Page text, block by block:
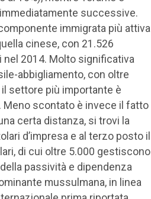
successive.
immigrata più attiva
cinese, con 21.526
2014. Molto significativa
abbigliamento, con oltre
settore più importante è
Meno scontato è invece il fatto
certa distanza, si trovi la
d’impresa e al terzo posto il
di cui oltre 5.000 gestiscono
passività e dipendenza
mussulmana, in linea